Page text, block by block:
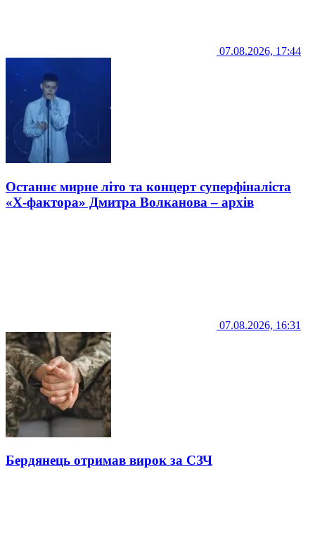
07.08.2026, 17:44
Останнє мирне літо та концерт суперфіналіста
«Х-фактора» Дмитра Волканова – архів
07.08.2026, 16:31
Бердянець отримав вирок за СЗЧ